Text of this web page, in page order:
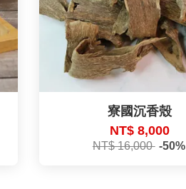
寮國沉香殼
NT$ 8,000
NT$ 16,000 -50%